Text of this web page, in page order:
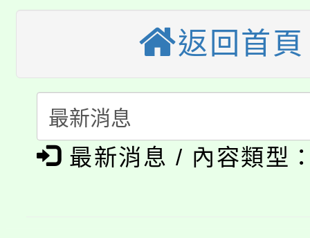
《TA101》溝通分析基
程，歡迎學生輔導中心
心理、諮商輔導、社會
系所師生報名參加。
轉知苗栗縣政府辦理
縣市「校園短影音徵
門員」簡章及活動海報
踴躍報名參加。
桃園市115學年度學生
要點
「桃園市補助參觀特色
展演活動實施計畫」
115年度「教育部表揚
義教育推展貢獻獎」
公告本校115學年度第
返回首頁
最新消息 / 內容類型